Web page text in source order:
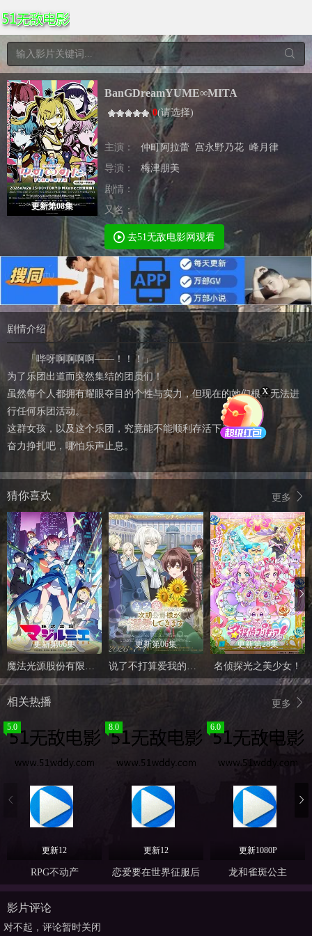
更新第08集
BanGDreamYUME∞MITA
0(请选择)
主演： 仲町阿拉蕾 宫永野乃花 峰月律
导演：
梅津朋美
剧情：
又名：
去51无敌电影网观看
剧情介绍
「哔呀啊啊啊啊——！！！」
为了乐团出道而突然集结的团员们！
虽然每个人都拥有耀眼夺目的个性与实力，但现在的她们根本无法进
行任何乐团活动。
这群女孩，以及这个乐团，究竟能不能顺利存活下去呢！？
奋力挣扎吧，哪怕乐声止息。
更多
猜你喜欢
更新第06集
魔法光源股份有限公司 第二季
更新第06集
说了不打算爱我的公爵继承人，不知为何对我宠爱有加
更新第28集
名侦探光之美少女！
更多
相关热播
5.0
更新12
RPG不动产
8.0
更新12
恋爱要在世界征服后
6.0
更新1080P
龙和雀斑公主
影片评论
对不起，评论暂时关闭
X